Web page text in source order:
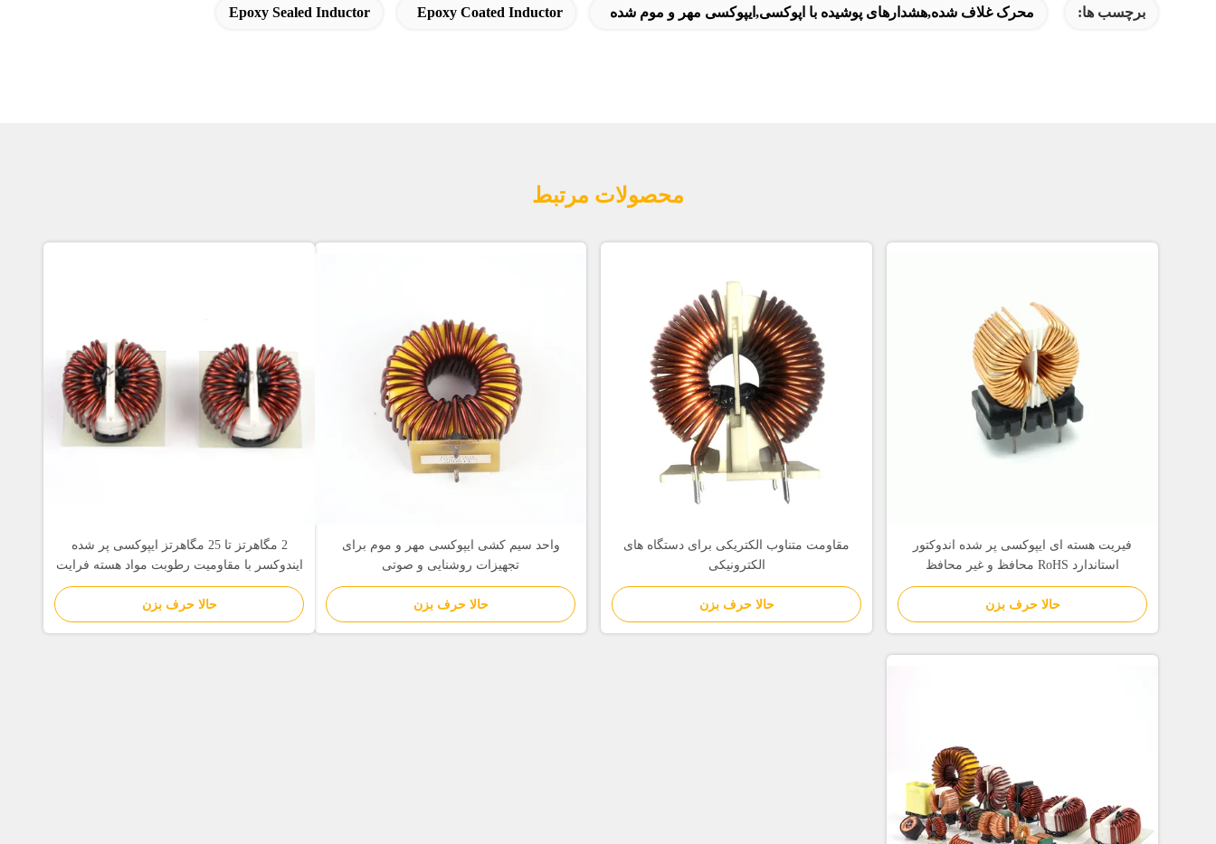
برچسب ها: محرک غلاف شده,هشدارهای پوشیده با اپوکسی,ایپوکسی مهر و موم شده Epoxy Coated Inductor
Epoxy Sealed Inductor
محصولات مرتبط
فیریت هسته ای ایپوکسی پر شده اندوکتور
استاندارد RoHS محافظ و غیر محافظ
حالا حرف بزن
مقاومت متناوب الکتریکی برای دستگاه های
الکترونیکی
حالا حرف بزن
واحد سیم کشی ایپوکسی مهر و موم برای
تجهیزات روشنایی و صوتی
حالا حرف بزن
2 مگاهرتز تا 25 مگاهرتز ایپوکسی پر شده
ایندوکسر با مقاومیت رطوبت مواد هسته فرایت
حالا حرف بزن